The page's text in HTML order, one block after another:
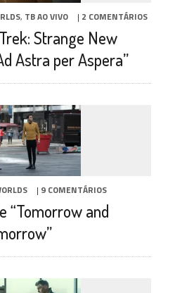
, TB AO VIVO | 2 COMENTÁRIOS
Strange New
Astra per Aspera”
| 9 COMENTÁRIOS
“Tomorrow and